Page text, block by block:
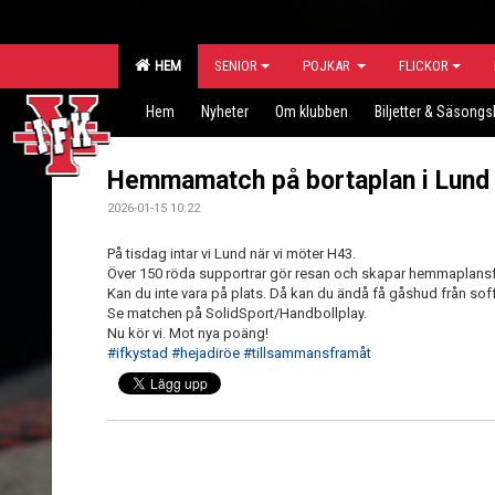
HEM SENIOR POJKAR FLICKOR
Hem Nyheter Om klubben Biljetter &
Hemmamatch på bortaplan i Lund
2026-01-15 10:22
På tisdag intar vi Lund när vi möter H43.
Över 150 röda supportrar gör resan och skapar
Kan du inte vara på plats. Då kan du ändå få gåshud från
Se matchen på SolidSport/Handbollplay.
Nu kör vi. Mot nya poäng!
#ifkystad #hejadiröe #tillsammansframåt